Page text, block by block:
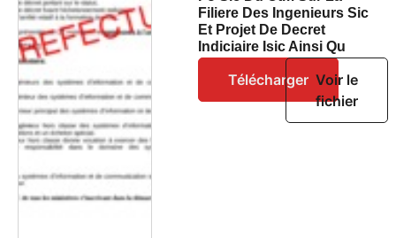
Filiere Des Ingenieurs Sic
Et Projet De Decret
Indiciaire Isic Ainsi Qu
Télécharger Voir le
fichier